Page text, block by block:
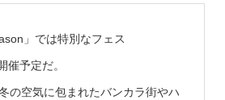
」では特別なフェス
催予定だ。
の空気に包まれたバンカラ街やハ